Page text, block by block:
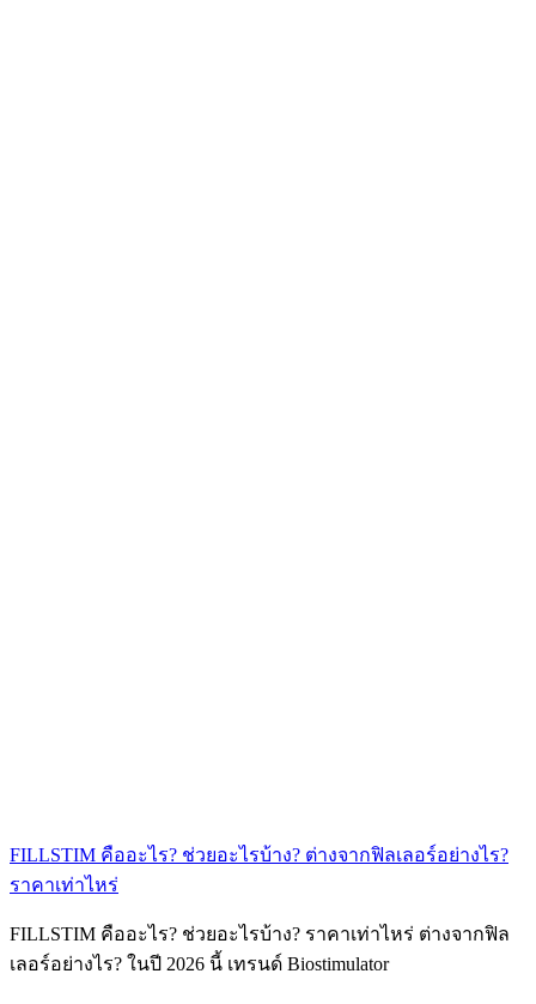
FILLSTIM คืออะไร? ช่วยอะไรบ้าง? ต่างจากฟิลเลอร์อย่างไร?
ราคาเท่าไหร่
FILLSTIM คืออะไร? ช่วยอะไรบ้าง? ราคาเท่าไหร่ ต่างจากฟิล
เลอร์อย่างไร? ในปี 2026 นี้ เทรนด์ Biostimulator